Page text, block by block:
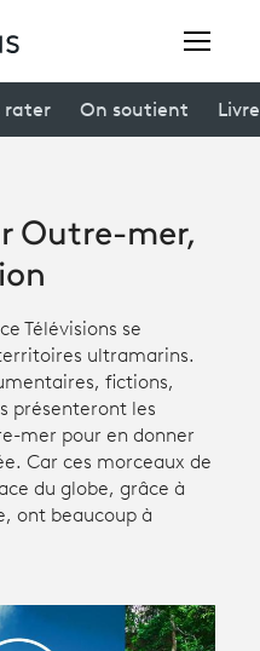
rater On soutient
Outre-mer,
Télévisions se
ultramarins.
fictions,
présenteront les
mer pour en donner
Car ces morceaux de
du globe, grâce à
ont beaucoup à